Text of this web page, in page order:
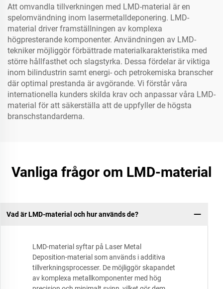
Att omvandla tillverkningen med LMD-material är en
spelomvändning inom lasermetalldeponering. LMD-
material driver framställningen av komplexa
högpresterande komponenter. Användningen av LMD-
tekniker möjliggör förbättrade materialkarakteristika med
större hållfasthet och slagstyrka. Dessa fördelar är viktiga
inom bilindustrin samt energi- och petrokemiska branscher
där optimal prestanda är avgörande. Vi förstår våra
internationella kunders skilda krav och anpassar våra LMD-
material för att säkerställa att de uppfyller de högsta
branschstandarderna.
Vanliga frågor om LMD-material
Vad är LMD-material och hur används de?
LMD-material syftar på Laser Metal
Deposition-material som används i additiva
tillverkningsprocesser. De möjliggör skapandet
av komplexa metallkomponenter med hög